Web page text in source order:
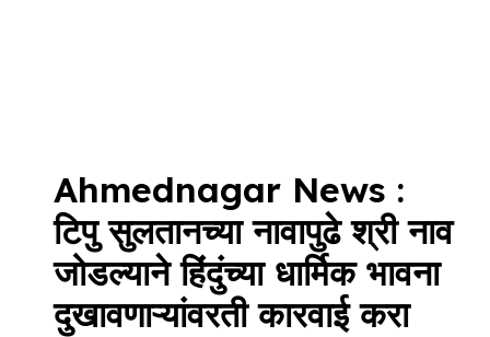
Ahmednagar News :
टिपु सुलतानच्या नावापुढे श्री नाव
जोडल्याने हिंदुंच्या धार्मिक भावना
दुखावणाऱ्यांवरती कारवाई करा